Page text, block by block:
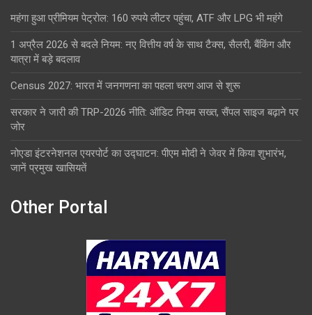
महंगा हुआ प्रीमियम पेट्रोल: 160 रुपये लीटर पहुंचा, ATF और LPG भी महंगे
1 अप्रैल 2026 से बदले नियम: नए वित्तीय वर्ष के साथ टैक्स, सैलरी, बैंकिंग और
यात्रा में बड़े बदलाव
Census 2027: भारत में जनगणना का पहला चरण आज से शुरू
सरकार ने जारी की TRP-2026 नीति: ऑडिट नियम सख्त, सैंपल साइज बढ़ाने पर
जोर
नोएडा इंटरनेशनल एयरपोर्ट का उद्घाटन: पीएम मोदी ने जेवर में किया शुभारंभ,
जानें प्रमुख खासियतें
Other Portal